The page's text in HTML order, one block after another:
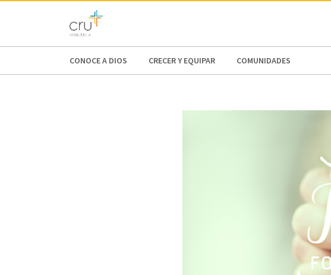
AFRICA
CONOCE A DIOS CRECER Y EQUIPAR COMUNIDADES